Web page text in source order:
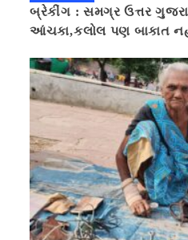
બ્રેકીંગ : સમગ્ર ઉત્તર
આંચકા,કલોલ પણ બાકાત